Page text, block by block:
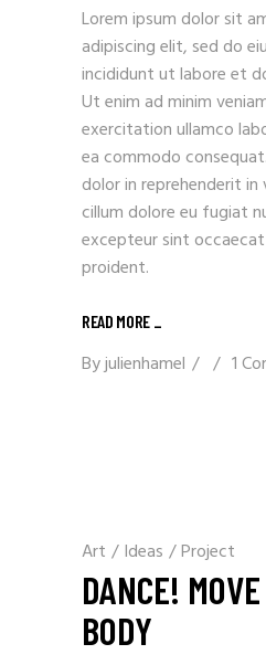
Lorem ipsum dolor sit
adipiscing elit, sed do
incididunt ut labore et
Ut enim ad minim
exercitation ullamco
ea commodo
dolor in reprehenderit
cillum dolore eu fugiat
excepteur sint
proident.
READ MORE _
Byjulienhamel 1
Art / Ideas /Project
DANCE!
BODY